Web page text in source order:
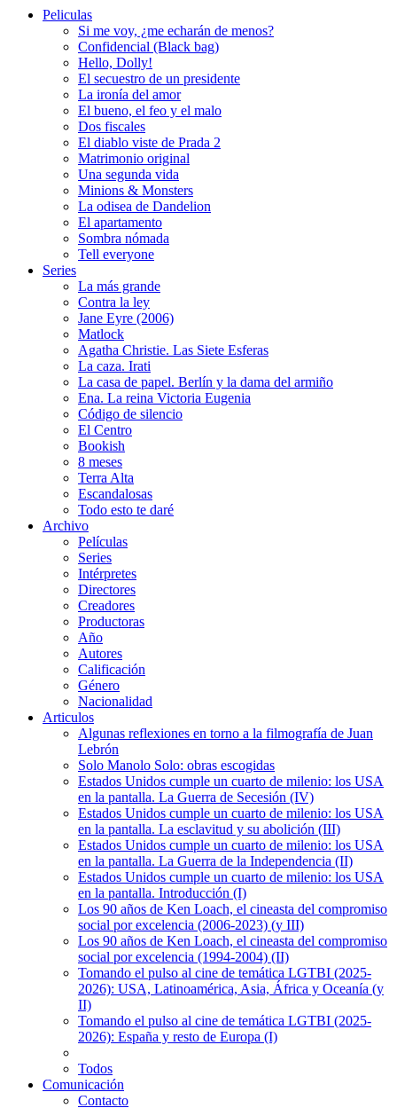
Peliculas
Si me voy, ¿me echarán de menos?
Confidencial (Black bag)
Hello, Dolly!
El secuestro de un presidente
La ironía del amor
El bueno, el feo y el malo
Dos fiscales
El diablo viste de Prada 2
Matrimonio original
Una segunda vida
Minions & Monsters
La odisea de Dandelion
El apartamento
Sombra nómada
Tell everyone
Series
La más grande
Contra la ley
Jane Eyre (2006)
Matlock
Agatha Christie. Las Siete Esferas
La caza. Irati
La casa de papel. Berlín y la dama del armiño
Ena. La reina Victoria Eugenia
Código de silencio
El Centro
Bookish
8 meses
Terra Alta
Escandalosas
Todo esto te daré
Archivo
Películas
Series
Intérpretes
Directores
Creadores
Productoras
Año
Autores
Calificación
Género
Nacionalidad
Articulos
Algunas reflexiones en torno a la filmografía de Juan
Lebrón
Solo Manolo Solo: obras escogidas
Estados Unidos cumple un cuarto de milenio: los USA
en la pantalla. La Guerra de Secesión (IV)
Estados Unidos cumple un cuarto de milenio: los USA
en la pantalla. La esclavitud y su abolición (III)
Estados Unidos cumple un cuarto de milenio: los USA
en la pantalla. La Guerra de la Independencia (II)
Estados Unidos cumple un cuarto de milenio: los USA
en la pantalla. Introducción (I)
Los 90 años de Ken Loach, el cineasta del compromiso
social por excelencia (2006-2023) (y III)
Los 90 años de Ken Loach, el cineasta del compromiso
social por excelencia (1994-2004) (II)
Tomando el pulso al cine de temática LGTBI (2025-
2026): USA, Latinoamérica, Asia, África y Oceanía (y
II)
Tomando el pulso al cine de temática LGTBI (2025-
2026): España y resto de Europa (I)
Todos
Comunicación
Contacto